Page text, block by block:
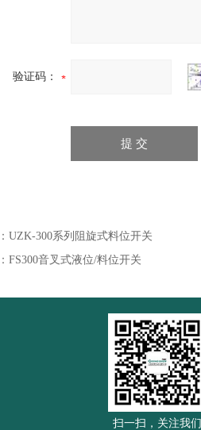
验证码：
UZK-300系列阻旋式料位开关
FS300音叉式液位/料位开关
扫一扫，关注我们